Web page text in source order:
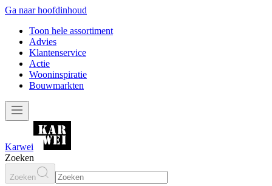
Ga naar hoofdinhoud
Toon hele assortiment
Advies
Klantenservice
Actie
Wooninspiratie
Bouwmarkten
Karwei
Zoeken
Zoeken